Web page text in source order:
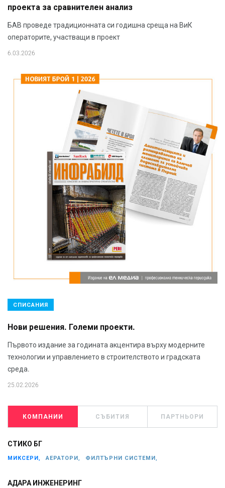
проекта за сравнителен анализ
БАВ проведе традиционната си годишна среща на ВиК
операторите, участващи в проект
6.03.2026
СПИСАНИЯ
Нови решения. Големи проекти.
Първото издание за годината акцентира върху модерните
технологии и управлението в строителството и градската
среда.
25.02.2026
КОМПАНИИ СЪБИТИЯ ПАРТНЬОРИ
СТИКО БГ
МИКСЕРИ, АЕРАТОРИ, ФИЛТЪРНИ СИСТЕМИ,
АДАРА ИНЖЕНЕРИНГ